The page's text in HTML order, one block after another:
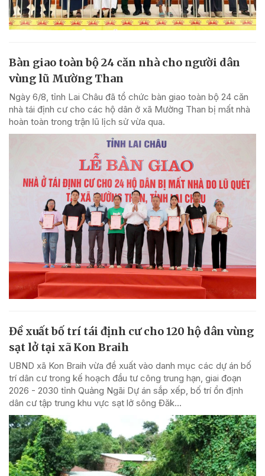
Bàn giao toàn bộ 24 căn nhà cho người dân
vùng lũ Mường Than
Ngày 6/8, tỉnh Lai Châu đã tổ chức bàn giao toàn bộ 24 căn
nhà tái định cư cho các hộ dân ở xã Mường Than bị mất nhà
hoàn toàn trong trận lũ lịch sử vừa qua.
Đề xuất bố trí tái định cư cho 120 hộ dân vùng
sạt lở tại xã Kon Braih
UBND xã Kon Braih vừa đề xuất vào danh mục các dự án bố
trí dân cư trong kế hoạch đầu tư công trung hạn, giai đoạn
2026 - 2030 tỉnh Quảng Ngãi Dự án sắp xếp, bố trí ổn định
dân cư tập trung khu vực sạt lở sông Đăk...